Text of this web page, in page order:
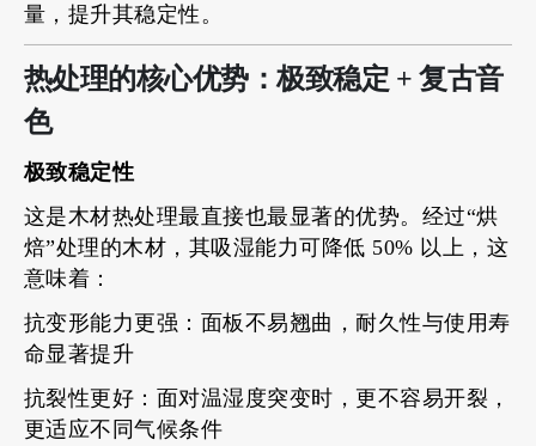
量，提升其稳定性。
热处理的核心优势：极致稳定 + 复古音
色
极致稳定性
这是木材热处理最直接也最显著的优势。经过“烘
焙”处理的木材，其吸湿能力可降低 50% 以上，这
意味着：
抗变形能力更强：面板不易翘曲，耐久性与使用寿
命显著提升
抗裂性更好：面对温湿度突变时，更不容易开裂，
更适应不同气候条件